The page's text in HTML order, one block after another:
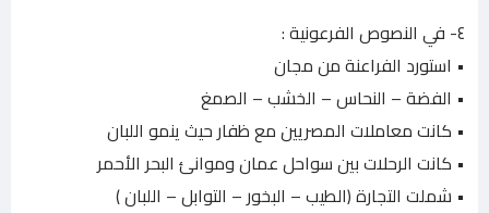
٤- في النصوص الفرعونية :
• استورد الفراعنة من مجان
• الفضة – النحاس – الخشب – الصمغ
• كانت معاملات المصريين مع ظفار حيث ينمو اللبان
• كانت الرحلات بين سواحل عمان وموانئ البحر الأحمر
• شملت التجارة (الطيب – البخور – التوابل – اللبان )